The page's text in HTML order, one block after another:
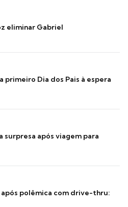
eliminar Gabriel
primeiro Dia dos Pais à espera
surpresa após viagem para
após polêmica com drive-thru: